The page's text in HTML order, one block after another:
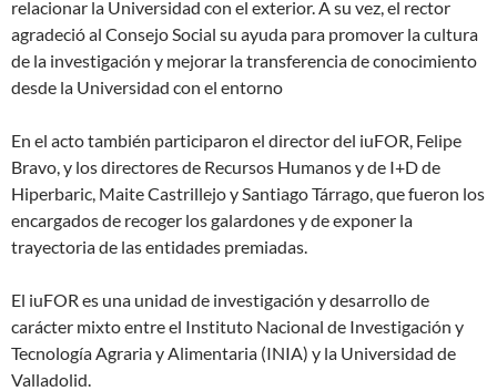
relacionar la Universidad con el exterior. A su vez, el rector
agradeció al Consejo Social su ayuda para promover la cultura
de la investigación y mejorar la transferencia de conocimiento
desde la Universidad con el entorno
En el acto también participaron el director del iuFOR, Felipe
Bravo, y los directores de Recursos Humanos y de I+D de
Hiperbaric, Maite Castrillejo y Santiago Tárrago, que fueron los
encargados de recoger los galardones y de exponer la
trayectoria de las entidades premiadas.
El iuFOR es una unidad de investigación y desarrollo de
carácter mixto entre el Instituto Nacional de Investigación y
Tecnología Agraria y Alimentaria (INIA) y la Universidad de
Valladolid.